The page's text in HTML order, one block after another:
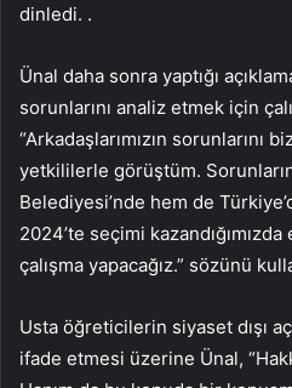
dinledi. .
Ünal daha sonra yaptığı
sorunlarını analiz etmek için
“Arkadaşlarımızın sorunlarını
yetkililerle görüştüm.
Belediyesi’nde hem de
2024’te seçimi
çalışma yapacağız.” sözünü
Usta öğreticilerin siyaset dışı
ifade etmesi üzerine Ünal,